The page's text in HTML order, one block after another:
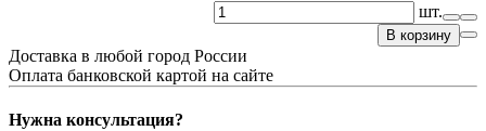
шт.
В корзину
Доставка в любой город России
Оплата банковской картой на сайте
Нужна консультация?